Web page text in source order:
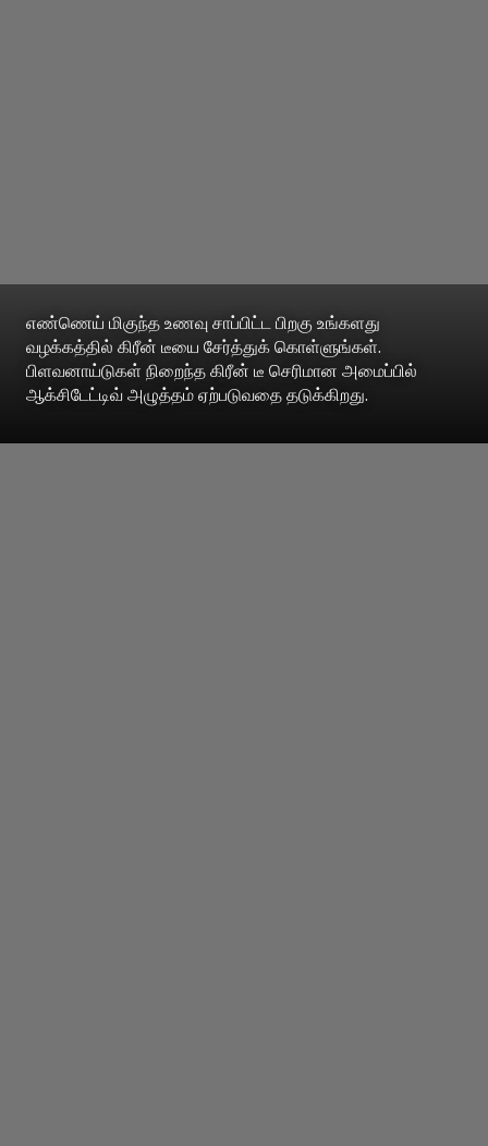
எண்ணெய் மிகுந்த உணவு சாப்பிட்ட பிறகு உங்களது
வழக்கத்தில் கிரீன் டீயை சேர்த்துக் கொள்ளுங்கள்.
பிளவனாய்டுகள் நிறைந்த கிரீன் டீ செரிமான அமைப்பில்
ஆக்சிடேட்டிவ் அழுத்தம் ஏற்படுவதை தடுக்கிறது.